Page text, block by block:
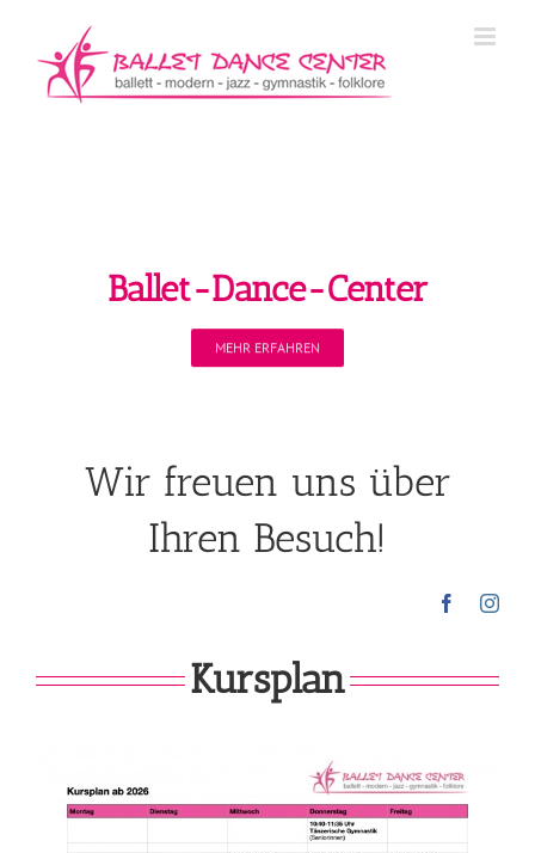
springen
Ballet-Dance-Center
MEHR ERFAHREN
Wir freuen uns über
Ihren Besuch!
Kursplan